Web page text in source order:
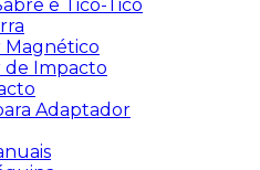
e Tico-Tico
Impacto
Adaptador